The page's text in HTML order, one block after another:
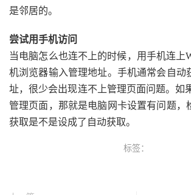
是邻居的。
尝试用手机访问
当电脑怎么也连不上的时候，用手机连上
机浏览器输入管理地址。手机通常会自动
址，很少会出现连不上管理页面问题。如
管理页面，那就是电脑网卡设置有问题，
获取是不是设成了自动获取。
标签：